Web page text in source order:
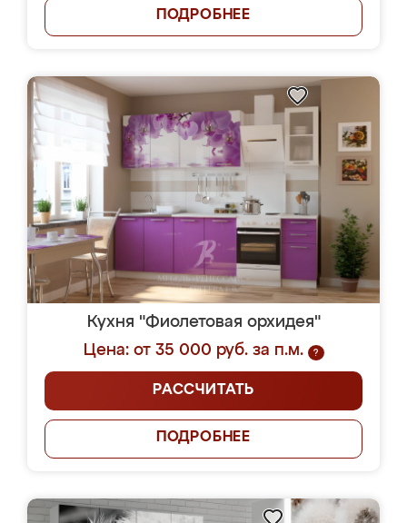
ПОДРОБНЕЕ
Кухня "Фиолетовая орхидея"
Цена: от 35 000 руб. за п.м.
?
РАССЧИТАТЬ
ПОДРОБНЕЕ